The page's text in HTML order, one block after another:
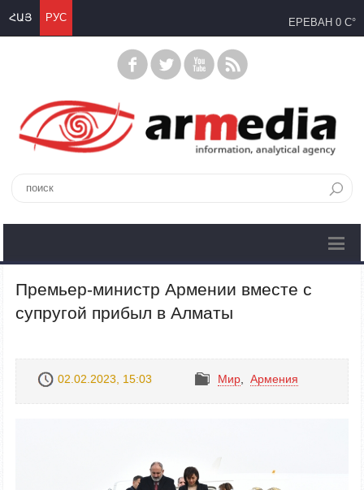
ՀԱՅ РУС ЕРЕВАН 0 C°
Премьер-министр Армении вместе с
супругой прибыл в Алматы
02.02.2023, 15:03 Mир Армения